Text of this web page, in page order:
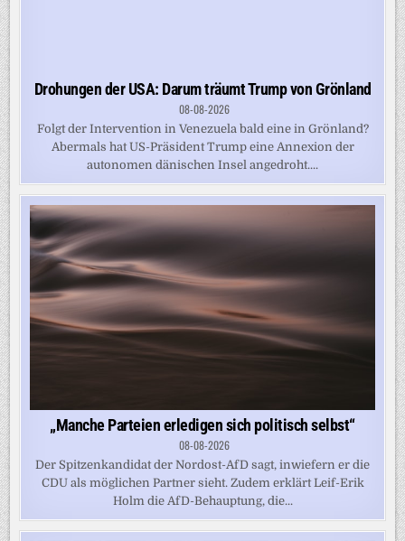
Drohungen der USA: Darum träumt Trump von Grönland
08-08-2026
Folgt der Intervention in Venezuela bald eine in Grönland?
Abermals hat US-Präsident Trump eine Annexion der
autonomen dänischen Insel angedroht....
„Manche Parteien erledigen sich politisch selbst“
08-08-2026
Der Spitzenkandidat der Nordost-AfD sagt, inwiefern er die
CDU als möglichen Partner sieht. Zudem erklärt Leif-Erik
Holm die AfD-Behauptung, die...